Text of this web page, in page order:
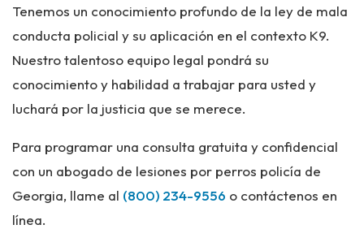
Tenemos un conocimiento profundo de la ley de mala
conducta policial y su aplicación en el contexto K9.
Nuestro talentoso equipo legal pondrá su
conocimiento y habilidad a trabajar para usted y
luchará por la justicia que se merece.
Para programar una consulta gratuita y confidencial
con un abogado de lesiones por perros policía de
Georgia, llame al (800) 234-9556 o contáctenos en
línea.